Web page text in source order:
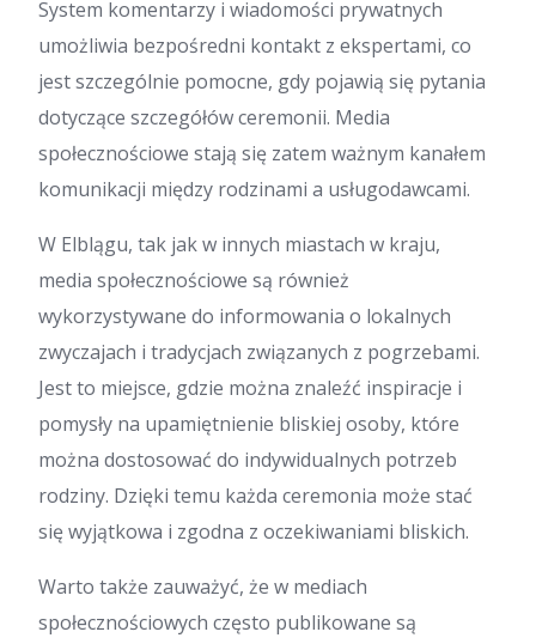
System komentarzy i wiadomości prywatnych
umożliwia bezpośredni kontakt z ekspertami, co
jest szczególnie pomocne, gdy pojawią się pytania
dotyczące szczegółów ceremonii. Media
społecznościowe stają się zatem ważnym kanałem
komunikacji między rodzinami a usługodawcami.
W Elblągu, tak jak w innych miastach w kraju,
media społecznościowe są również
wykorzystywane do informowania o lokalnych
zwyczajach i tradycjach związanych z pogrzebami.
Jest to miejsce, gdzie można znaleźć inspiracje i
pomysły na upamiętnienie bliskiej osoby, które
można dostosować do indywidualnych potrzeb
rodziny. Dzięki temu każda ceremonia może stać
się wyjątkowa i zgodna z oczekiwaniami bliskich.
Warto także zauważyć, że w mediach
społecznościowych często publikowane są